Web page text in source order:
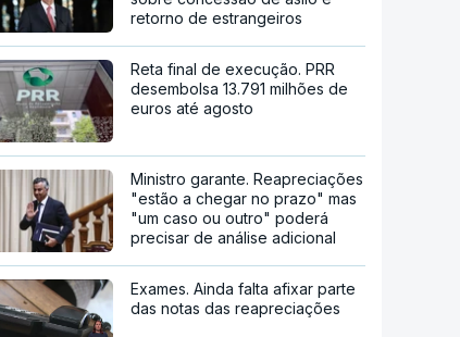
retorno de estrangeiros
Reta final de execução. PRR
desembolsa 13.791 milhões de
euros até agosto
Ministro garante. Reapreciações
"estão a chegar no prazo" mas
"um caso ou outro" poderá
precisar de análise adicional
Exames. Ainda falta afixar parte
das notas das reapreciações